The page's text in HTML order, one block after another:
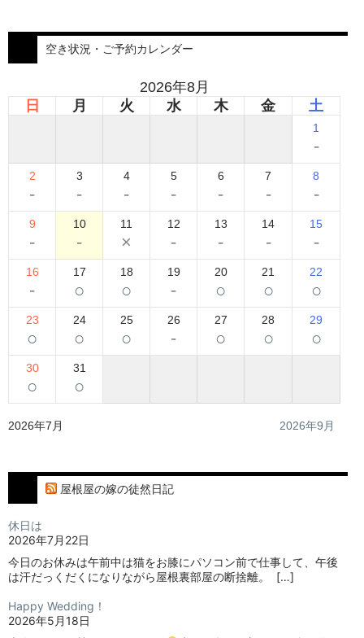
空き状況・ご予約カレンダー
2026年8月
日
月 火 水 木 金 土
1
-
2
-
3
-
4
-
5
-
6
-
7
-
8
-
9
-
10
-
11
×
12
-
13
-
14
-
15
-
16
-
17
○
18
○
19
-
20
○
21
○
22
○
23
○
24
○
25
○
26
-
27
○
28
○
29
○
30
○
31
○
2026年7月 2026年9月
屋根屋の嫁の徒然日記
休日は
2026年7月22日
今日のお休みは午前中は猫をお膝にパソコン前で仕事して、午後
は汗だっくだくになりながら屋根裏部屋の断捨離。⁡ ⁡ […]
Happy Wedding！
2026年5月18日